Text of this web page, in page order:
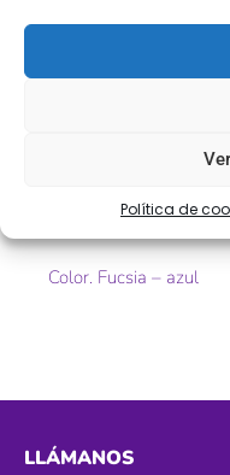
Política de
Greca fantasía
Tamaño. 25 mm
Color. Fucsia – azul
LLÁMANOS